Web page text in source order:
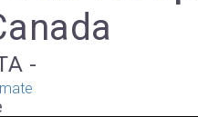
-